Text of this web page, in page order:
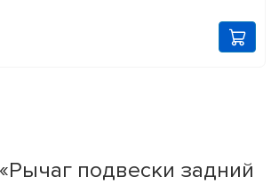
подвески задний